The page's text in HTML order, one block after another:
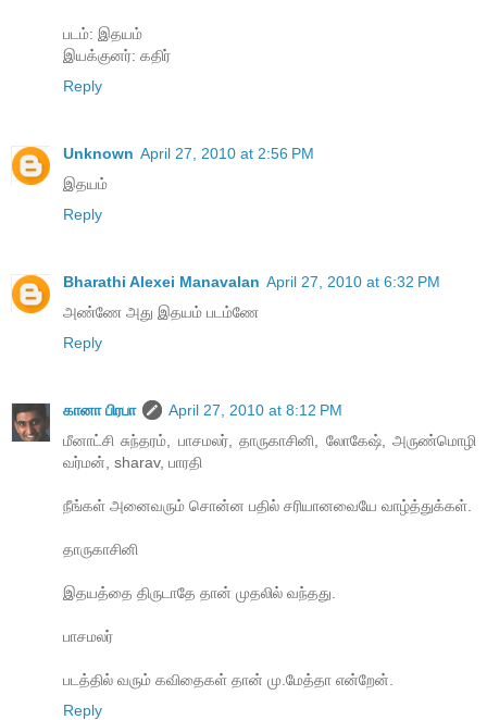
படம்: இதயம்
இயக்குனர்: கதிர்
Reply
Unknown April 27, 2010 at 2:56 PM
இதயம்
Reply
Bharathi Alexei Manavalan April 27, 2010 at 6:32 PM
அண்ணே அது இதயம் படம்ணே
Reply
கானா பிரபா
April 27, 2010 at 8:12 PM
மீனாட்சி சுந்தரம், பாசமலர், தாருகாசினி, லோகேஷ், அருண்மொழி
வர்மன், sharav, பாரதி
நீங்கள் அனைவரும் சொன்ன பதில் சரியானவையே வாழ்த்துக்கள்.
தாருகாசினி
இதயத்தை திருடாதே தான் முதலில் வந்தது.
பாசமலர்
படத்தில் வரும் கவிதைகள் தான் மு.மேத்தா என்றேன்.
Reply